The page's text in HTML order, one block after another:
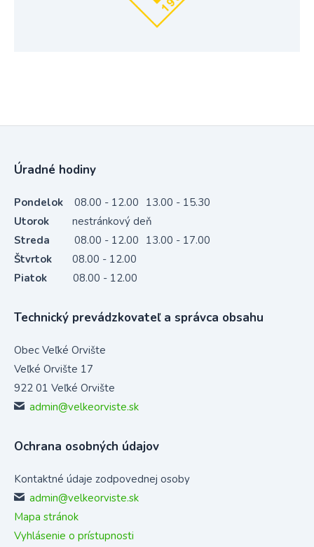
Úradné hodiny
Pondelok 08.00 - 12.00 13.00 - 15.30
Utorok
nestránkový deň
Streda
08.00 - 12.00 13.00 - 17.00
Štvrtok
08.00 - 12.00
Piatok
08.00 - 12.00
Technický prevádzkovateľ a správca obsahu
Obec Veľké Orvište
Veľké Orvište 17
922 01 Veľké Orvište
admin@velkeorviste.sk
Ochrana osobných údajov
Kontaktné údaje zodpovednej osoby
admin@velkeorviste.sk
Mapa stránok
Vyhlásenie o prístupnosti